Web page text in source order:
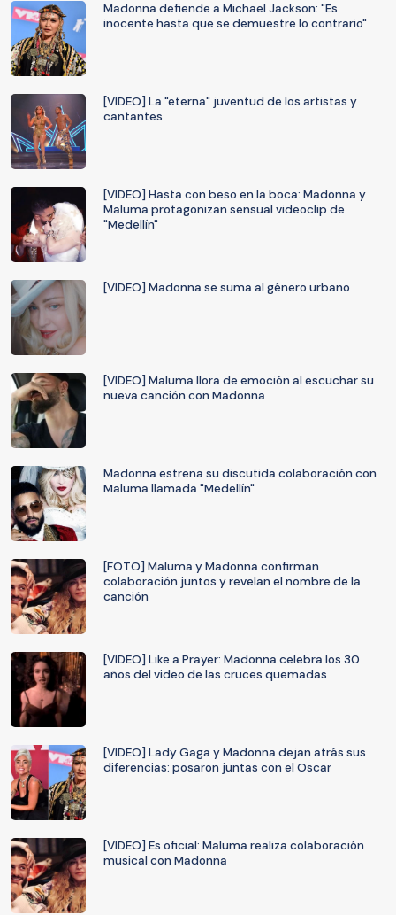
Madonna defiende a Michael Jackson: "Es
inocente hasta que se demuestre lo contrario"
[VIDEO] La "eterna" juventud de los artistas y
cantantes
[VIDEO] Hasta con beso en la boca: Madonna y
Maluma protagonizan sensual videoclip de
"Medellín"
[VIDEO] Madonna se suma al género urbano
[VIDEO] Maluma llora de emoción al escuchar su
nueva canción con Madonna
Madonna estrena su discutida colaboración con
Maluma llamada "Medellín"
[FOTO] Maluma y Madonna confirman
colaboración juntos y revelan el nombre de la
canción
[VIDEO] Like a Prayer: Madonna celebra los 30
años del video de las cruces quemadas
[VIDEO] Lady Gaga y Madonna dejan atrás sus
diferencias: posaron juntas con el Oscar
[VIDEO] Es oficial: Maluma realiza colaboración
musical con Madonna